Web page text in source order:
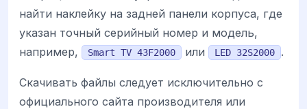
найти наклейку на задней панели корпуса, где
указан точный серийный номер и модель,
например,
Smart TV 43F2000 или LED 32S2000 .
Скачивать файлы следует исключительно с
официального сайта производителя или